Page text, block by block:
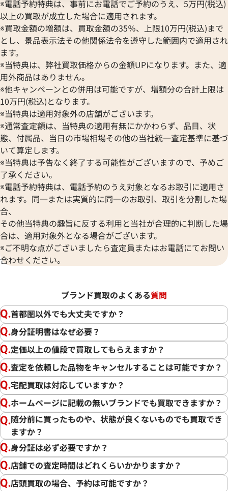
※電話予約特典は、事前にお電話でご予約のうえ、5万円(税込)
以上の買取が成立した場合に適用されます。
※買取金額の増額は、買取金額の35％、上限10万円(税込)まで
とし、景品表示法その他関係法令を遵守した範囲内で適用され
ます。
※当特典は、弊社買取価格からの金額UPになります。また、適
用外商品はありません。
※他キャンペーンとの併用は可能ですが、増額分の合計上限は
10万円(税込)となります。
※当特典は適用対象外の店舗がございます。
※通常査定額は、当特典の適用有無にかかわらず、品目、状
態、付属品、当日の市場相場その他の当社統一査定基準に基づ
いて算定します。
※当特典は予告なく終了する可能性がございますので、予めご
了承ください。
※電話予約特典は、電話予約のうえ対象となるお取引に適用さ
れます。同一または実質的に同一のお取引、取引を分割した場
合、
その他当特典の趣旨に反する利用と当社が合理的に判断した場
合は、適用対象外となる場合がございます。
※ご不明な点がございましたら査定員またはお電話にてお問い
合わせください。
ブランド買取のよくある質問
首都圏以外でも大丈夫ですか？
身分証明書はなぜ必要？
定価以上の値段で買取してもらえますか？
査定を依頼した品物をキャンセルすることは可能ですか？
宅配買取は対応していますか？
ホームページに記載の無いブランドでも買取できますか？
随分前に買ったものや、状態が良くないものでも買取でき
ますか？
身分証は必ず必要ですか？
店舗での査定時間はどれくらいかかりますか？
店頭買取の場合、予約は可能ですか？